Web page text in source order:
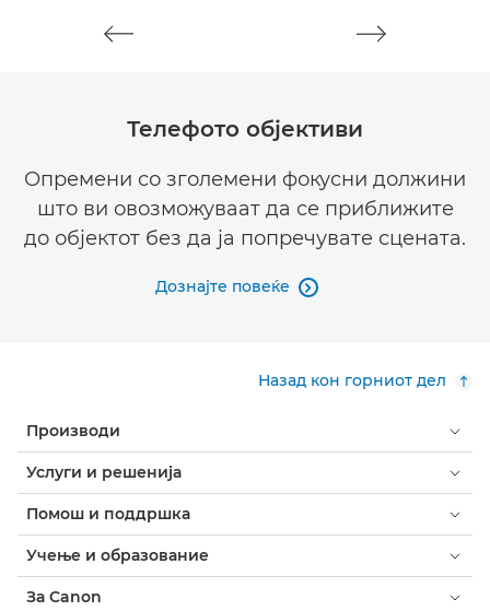
Телефото објективи
Опремени со зголемени фокусни должини
што ви овозможуваат да се приближите
до објектот без да ја попречувате сцената.
Дознајте повеќе 
Назад кон горниот дел
Производи
Услуги и решенија
Помош и поддршка
Учење и образование
За Canon